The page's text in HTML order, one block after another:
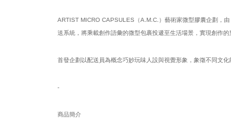
ARTIST MICRO CAPSULES（A.M.C.）藝術家微型膠囊企劃，
送系統，將乘載創作語彙的微型包裹投遞至生活場景，實現創作的
首發企劃以配送員為概念巧妙玩味人設與視覺形象，象徵不同文
-
商品簡介